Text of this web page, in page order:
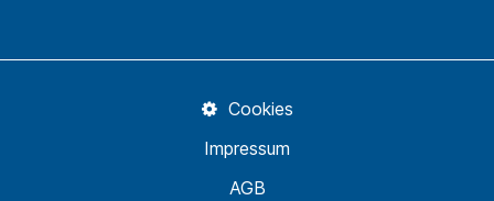
AGB
Impressum
Cookies